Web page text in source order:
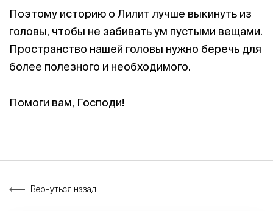
Поэтому историю о Лилит лучше выкинуть из
головы, чтобы не забивать ум пустыми вещами.
Пространство нашей головы нужно беречь для
более полезного и необходимого.
Помоги вам, Господи!
Вернуться назад